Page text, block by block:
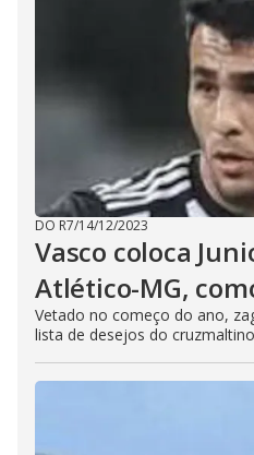
DO R7/14/12/2023
Vasco coloca
Atlético-MG,
Vetado no começo do ano,
lista de desejos do cruzmaltino